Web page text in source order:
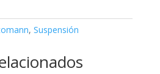
, Suspensión